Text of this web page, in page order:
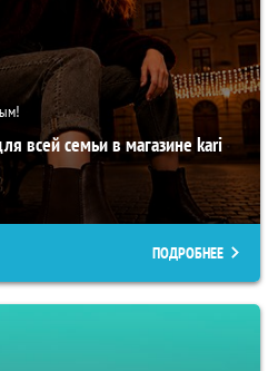
всей семьи в магазине kari
ПОДРОБНЕЕ